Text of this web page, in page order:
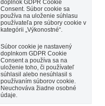
doplnok GDPR Cookie
Consent. Súbor cookie sa
používa na uloženie súhlasu
používateľa pre súbory cookie v
kategórii „Výkonostné“.
Súbor cookie je nastavený
doplnkom GDPR Cookie
Consent a používa sa na
uloženie toho, či používateľ
súhlasil alebo nesúhlasil s
používaním súborov cookie.
Neuchováva žiadne osobné
údaje.